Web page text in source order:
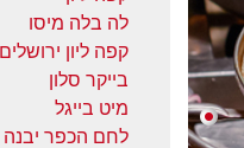
לה בלה מיסו
קפה ליון ירושלים
בייקר סלון
מיט בייגל
לחם הכפר יבנה